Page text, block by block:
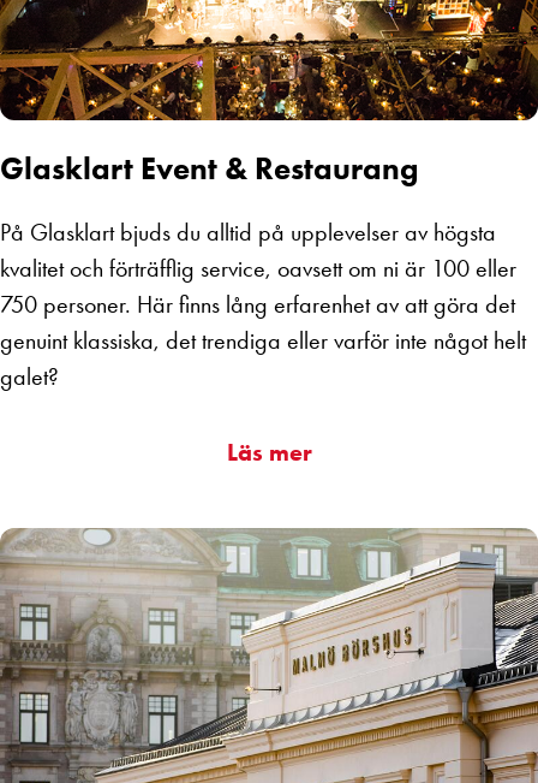
Glasklart Event & Restaurang
På Glasklart bjuds du alltid på upplevelser av högsta
kvalitet och förträfflig service, oavsett om ni är 100 eller
750 personer. Här finns lång erfarenhet av att göra det
genuint klassiska, det trendiga eller varför inte något helt
galet?
Läs mer